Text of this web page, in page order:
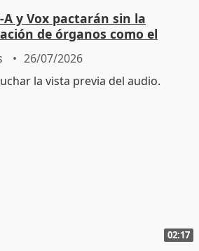
A y Vox pactarán sin la
de órganos como el
26/07/2026
02:17